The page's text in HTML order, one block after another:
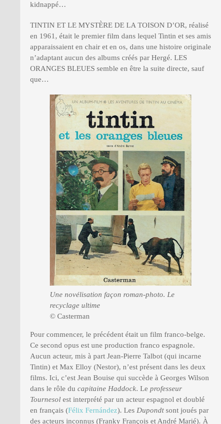
kidnappé…
TINTIN ET LE MYSTÈRE DE LA TOISON D’OR, réalisé
en 1961, était le premier film dans lequel Tintin et ses amis
apparaissaient en chair et en os, dans une histoire originale
n’adaptant aucun des albums créés par Hergé. LES
ORANGES BLEUES semble en être la suite directe, sauf
que…
Une novélisation façon roman-photo. Le
recyclage ultime
© Casterman
Pour commencer, le précédent était un film franco-belge.
Ce second opus est une production franco espagnole.
Aucun acteur, mis à part Jean-Pierre Talbot (qui incarne
Tintin) et Max Elloy (Nestor), n’est présent dans les deux
films. Ici, c’est Jean Bouise qui succède à Georges Wilson
dans le rôle du capitaine Haddock. Le professeur
Tournesol est interprété par un acteur espagnol et doublé
en français (Félix Fernández). Les Dupondtsont joués par
des acteurs inconnus (Franky François et André Marié). À